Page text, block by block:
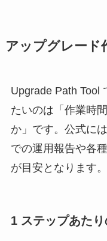
アップグレード
Upgrade Path Tool
たいのは「作業時
か」です。公式に
での運用報告や各
が目安となります。
1 ステップあた